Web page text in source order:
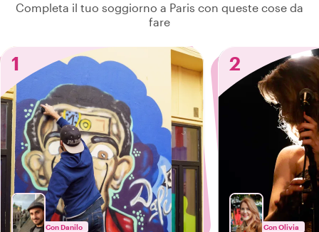
Completa il tuo soggiorno a Paris con queste cose da
fare
1
Con Danilo
2
Con Olivia